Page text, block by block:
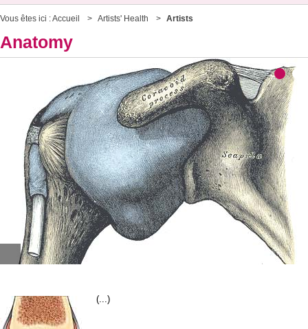
Vous êtes ici :Accueil Artists' Health Artists
Anatomy
(...)